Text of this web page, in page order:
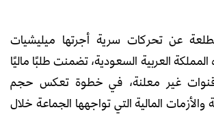
عن تحركات سرية أجرتها ميليشيات
العربية السعودية، تضمنت طلبًا ماليًا
غير معلنة، في خطوة تعكس حجم
المالية التي تواجهها الجماعة خلال